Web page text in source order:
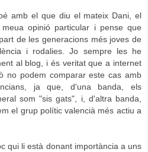
amb el que diu el mateix Dani, el
opinió particular i pense que
de les generacions més joves de
i rodalies. Jo sempre les he
al blog, i és veritat que a internet
no podem comparar este cas amb
ja que, d'una banda, els
som "sis gats", i, d'altra banda,
el grup polític valencià més actiu a
qui li està donant importància a uns